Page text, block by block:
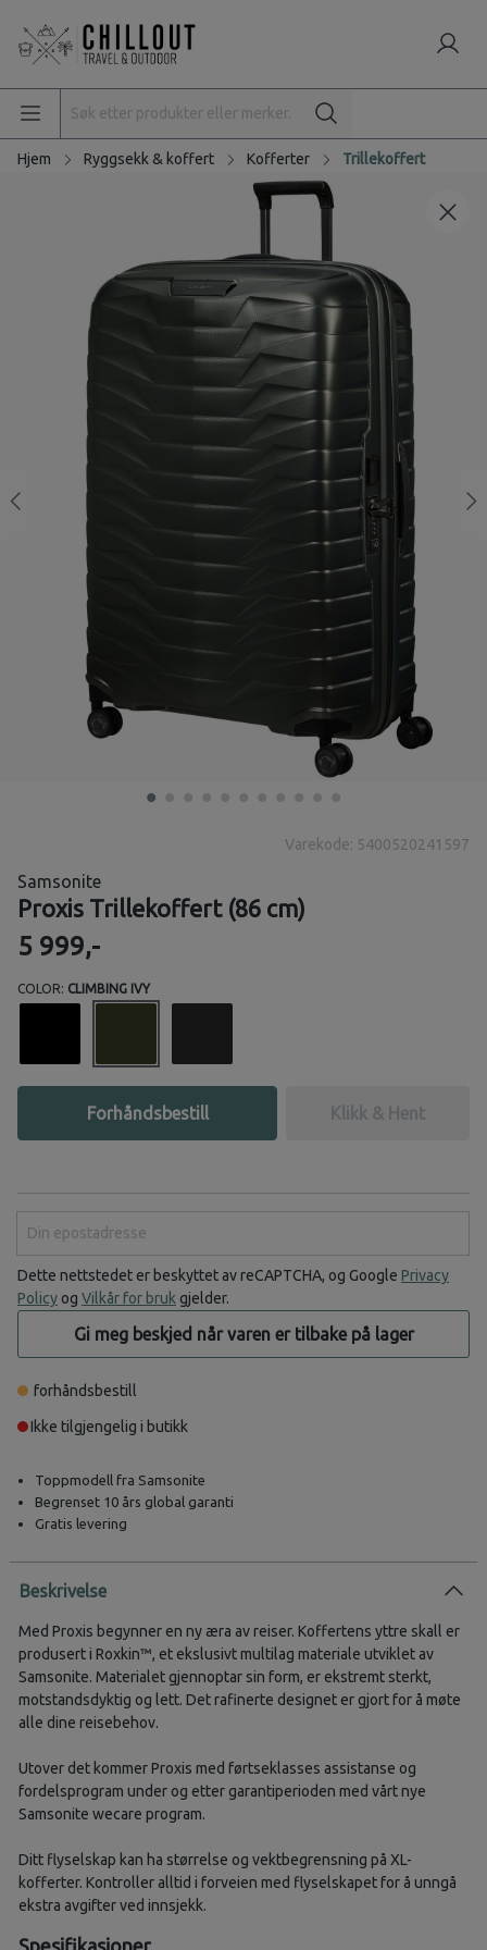
Hjem Ryggsekk & koffert Kofferter Trillekoffert
Varekode: 5400520241597
Samsonite
Proxis Trillekoffert (86 cm)
5 999,-
COLOR: CLIMBING IVY
Forhåndsbestill Klikk & Hent
Dette nettstedet er beskyttet av reCAPTCHA, og Google Privacy
Policy og Vilkår for bruk gjelder.
Gi meg beskjed når varen er tilbake på lager
forhåndsbestill
Ikke tilgjengelig i butikk
Toppmodell fra Samsonite
Begrenset 10 års global garanti
Gratis levering
Beskrivelse
Med Proxis begynner en ny æra av reiser. Koffertens yttre skall er
produsert i Roxkin™, et ekslusivt multilag materiale utviklet av
Samsonite. Materialet gjennoptar sin form, er ekstremt sterkt,
motstandsdyktig og lett. Det rafinerte designet er gjort for å møte
alle dine reisebehov.
Utover det kommer Proxis med førtseklasses assistanse og
fordelsprogram under og etter garantiperioden med vårt nye
Samsonite wecare program.
Ditt flyselskap kan ha størrelse og vektbegrensning på XL-
kofferter. Kontroller alltid i forveien med flyselskapet for å unngå
ekstra avgifter ved innsjekk.
Spesifikasjoner